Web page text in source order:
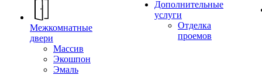
Межкомнатные
двери
Массив
Экошпон
Эмаль
Дополнительные
услуги
Отделка
проемов